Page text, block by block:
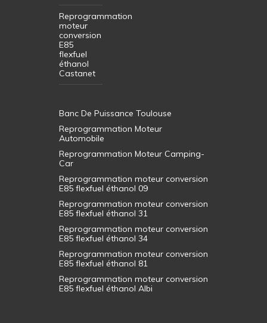
Reprogrammation
moteur
conversion
E85
flexfuel
éthanol
Castanet
Banc De Puissance Toulouse
Reprogrammation Moteur
Automobile
Reprogrammation Moteur Camping-
Car
Reprogrammation moteur conversion
E85 flexfuel éthanol 09
Reprogrammation moteur conversion
E85 flexfuel éthanol 31
Reprogrammation moteur conversion
E85 flexfuel éthanol 34
Reprogrammation moteur conversion
E85 flexfuel éthanol 81
Reprogrammation moteur conversion
E85 flexfuel éthanol Albi